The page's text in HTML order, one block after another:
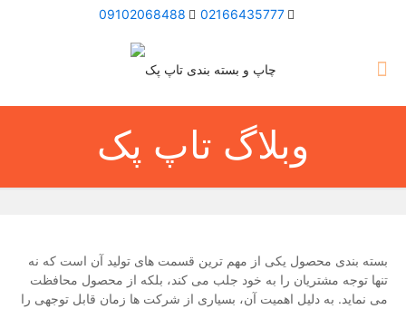
02166435777
09102068488
وبلاگ تاپ پک
بسته بندی محصول یکی از مهم ترین قسمت های تولید آن است که نه
تنها توجه مشتریان را به خود جلب می کند، بلکه از محصول محافظت
می نماید. به دلیل اهمیت آن، بسیاری از شرکت ها زمان قابل توجهی را